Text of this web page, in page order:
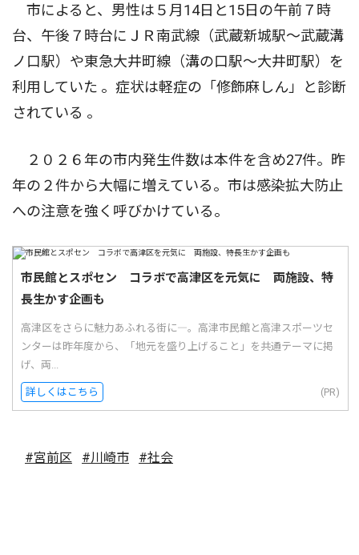
市によると、男性は５月14日と15日の午前７時
台、午後７時台にＪＲ南武線（武蔵新城駅〜武蔵溝
ノ口駅）や東急大井町線（溝の口駅〜大井町駅）を
利用していた 。症状は軽症の「修飾麻しん」と診断
されている 。
２０２６年の市内発生件数は本件を含め27件。昨
年の２件から大幅に増えている。市は感染拡大防止
への注意を強く呼びかけている。
市民館とスポセン コラボで高津区を元気に 両施設、特
長生かす企画も
高津区をさらに魅力あふれる街に―。高津市民館と高津スポーツセ
ンターは昨年度から、「地元を盛り上げること」を共通テーマに掲
げ、両...
詳しくはこちら (PR)
#宮前区 #川崎市 #社会